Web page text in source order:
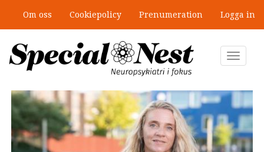
huvudinnehåll
Om oss Cookiepolicy Prenumeration Logga in
Toggle
Ny antologi om fördelar och
fallgropar med särskilda
undervisningsgrupper